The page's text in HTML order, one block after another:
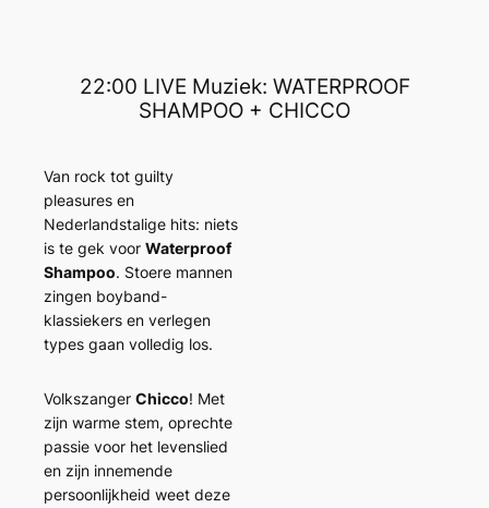
22:00 LIVE Muziek: WATERPROOF
SHAMPOO + CHICCO
Van rock tot guilty
pleasures en
Nederlandstalige hits: niets
is te gek voorWaterproof
Shampoo. Stoere mannen
zingen boyband-
klassiekers en verlegen
types gaan volledig los.
VolkszangerChicco! Met
zijn warme stem, oprechte
passie voor het levenslied
en zijn innemende
persoonlijkheid weet deze